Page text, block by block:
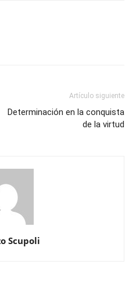
Artículo siguiente
Determinación en la conquista
de la virtud
Scupoli